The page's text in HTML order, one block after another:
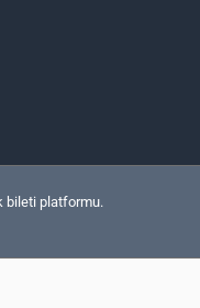
bileti platformu.